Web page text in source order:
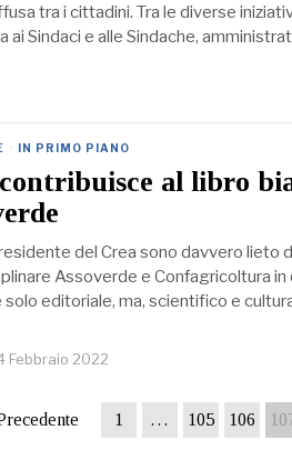
tra i cittadini. Tra le diverse
Sindaci e alle Sindache,
· IN PRIMO PIANO
al libro
del Crea sono davvero lieto
Assoverde e Confagricoltura
solo editoriale, ma, scientifico e
Febbraio 2022
1 … 105 106